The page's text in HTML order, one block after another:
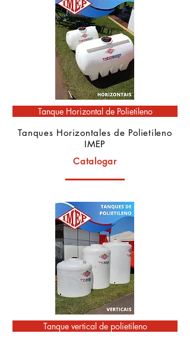
Tanque Horizontal de Polietileno
Tanques Horizontales de Polietileno
IMEP
Catalogar
Tanque vertical de polietileno